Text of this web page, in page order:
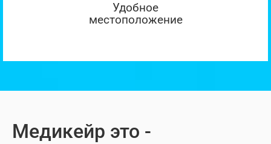
Удобное
местоположение
Медикейр это -